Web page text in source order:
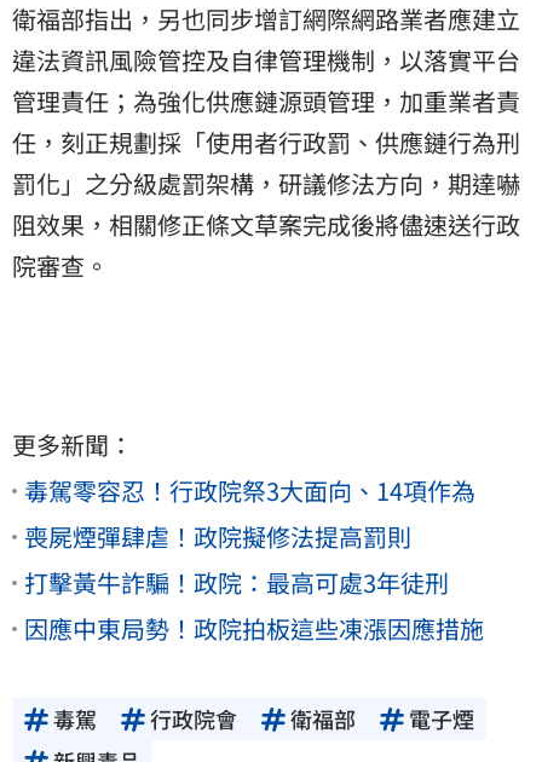
衛福部指出，另也同步增訂網際網路業者應建立
違法資訊風險管控及自律管理機制，以落實平台
管理責任；為強化供應鏈源頭管理，加重業者責
任，刻正規劃採「使用者行政罰、供應鏈行為刑
罰化」之分級處罰架構，研議修法方向，期達嚇
阻效果，相關修正條文草案完成後將儘速送行政
院審查。
更多新聞：
毒駕零容忍！行政院祭3大面向、14項作為
喪屍煙彈肆虐！政院擬修法提高罰則
打擊黃牛詐騙！政院：最高可處3年徒刑
因應中東局勢！政院拍板這些凍漲因應措施
毒駕 行政院會 衛福部
電子煙